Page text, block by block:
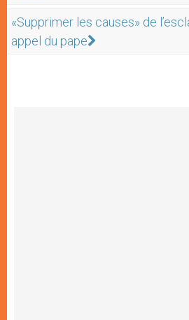
«Supprimer les causes» de
appel du pape